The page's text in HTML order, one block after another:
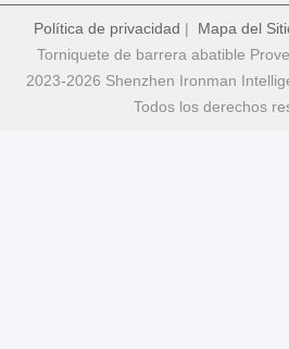
Política de privacidad | Mapa del
Torniquete de barrera abatible
2023-2026 Shenzhen Ironman
Todos los derechos